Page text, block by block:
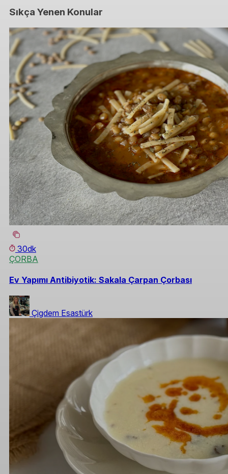
Sıkça Yenen Konular
30dk
ÇORBA
Ev Yapımı Antibiyotik: Sakala Çarpan Çorbası
Çigdem Esastürk